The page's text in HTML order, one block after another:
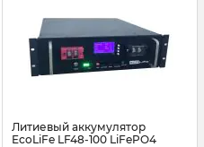
Литиевый аккумулятор
EcoLiFe LF48-100 LiFePO4